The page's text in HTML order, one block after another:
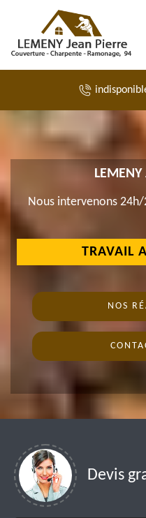
LEMENY
Nous intervenons
TRAVAIL
NOS
Devis